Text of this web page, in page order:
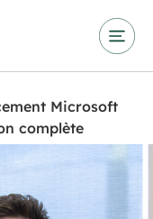
Microsoft
complète